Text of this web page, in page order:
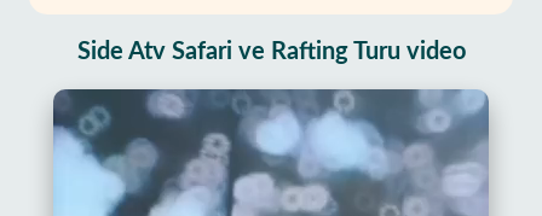
Side Atv Safari ve Rafting Turu video